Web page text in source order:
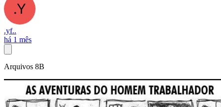
.yf..
há 1 mês
Arquivos 8B